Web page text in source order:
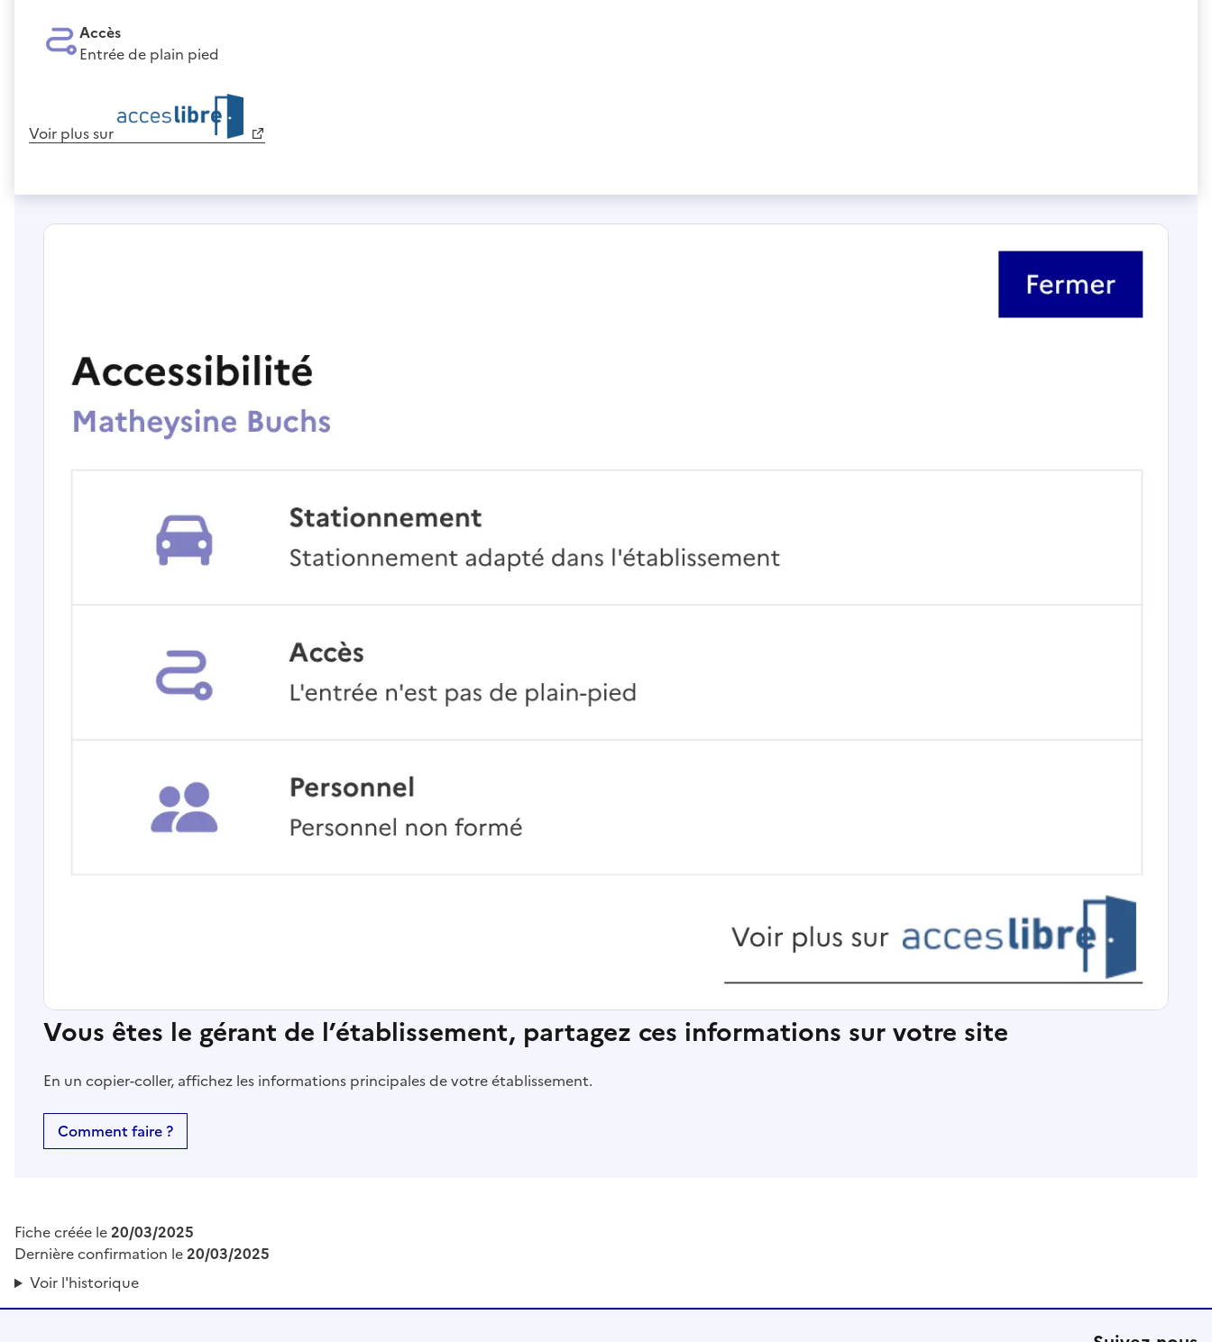
Accès
Entrée de plain pied
Voir plus sur
Vous êtes le gérant de l’établissement, partagez ces informations sur votre site
En un copier-coller, affichez les informations principales de votre établissement.
Comment faire ?
Fiche créée le20/03/2025
Dernière confirmation le20/03/2025
Voir l'historique